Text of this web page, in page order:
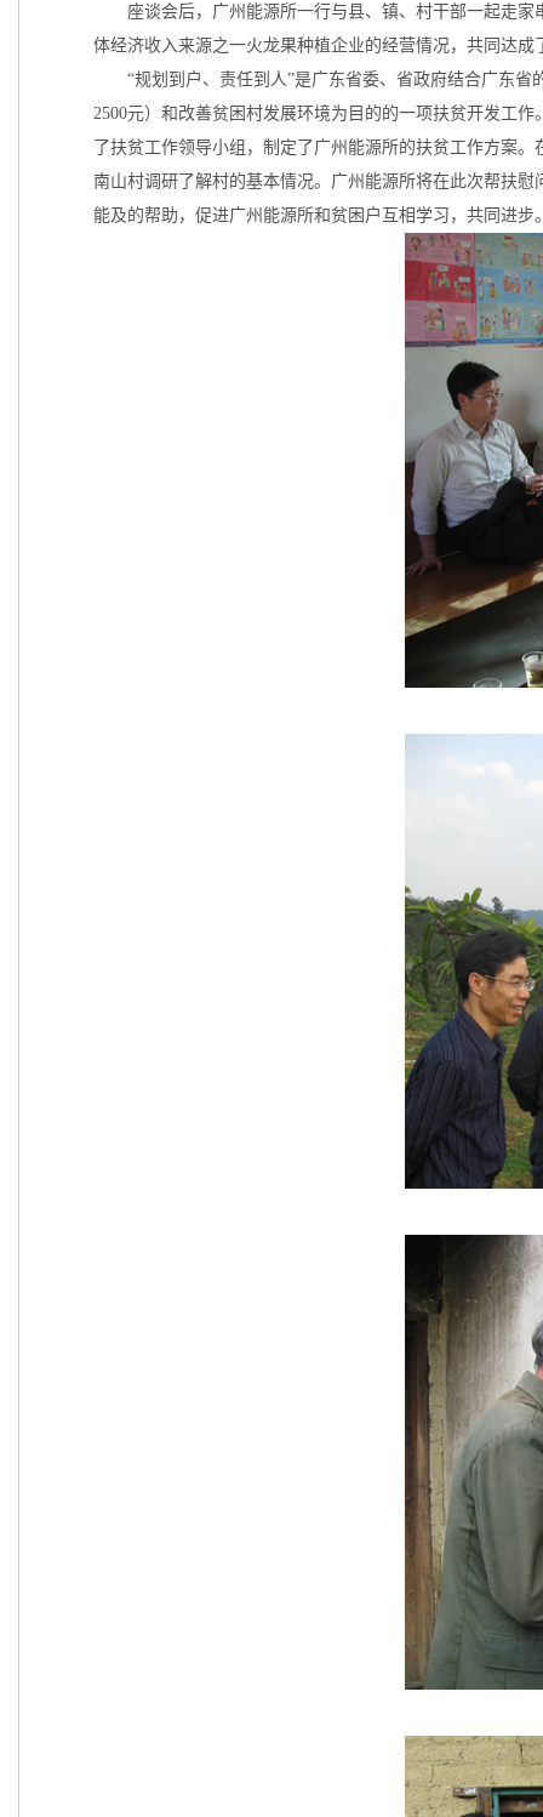
座谈会后，广州能源所一行与县、镇、村干部一起走家
体经济收入来源之一火龙果种植企业的经营情况，共同达
“规划到户、责任到人”是广东省委、省政府结合广东省
2500元）和改善贫困村发展环境为目的的一项扶贫开发工
了扶贫工作领导小组，制定了广州能源所的扶贫工作方案
南山村调研了解村的基本情况。广州能源所将在此次帮扶
能及的帮助，促进广州能源所和贫困户互相学习，共同进步